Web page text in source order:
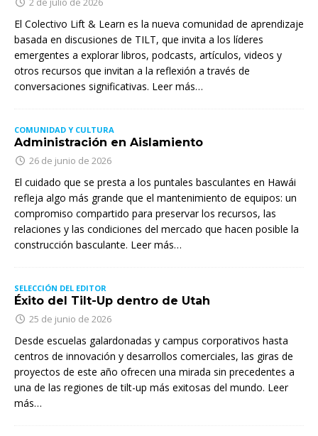
El Colectivo Lift & Learn es la nueva comunidad de aprendizaje
basada en discusiones de TILT, que invita a los líderes
emergentes a explorar libros, podcasts, artículos, videos y
otros recursos que invitan a la reflexión a través de
conversaciones significativas. Leer más…
COMUNIDAD Y CULTURA
Administración en Aislamiento
26 de junio de 2026
El cuidado que se presta a los puntales basculantes en Hawái
refleja algo más grande que el mantenimiento de equipos: un
compromiso compartido para preservar los recursos, las
relaciones y las condiciones del mercado que hacen posible la
construcción basculante. Leer más…
SELECCIÓN DEL EDITOR
Éxito del Tilt-Up dentro de Utah
25 de junio de 2026
Desde escuelas galardonadas y campus corporativos hasta
centros de innovación y desarrollos comerciales, las giras de
proyectos de este año ofrecen una mirada sin precedentes a
una de las regiones de tilt-up más exitosas del mundo. Leer
más…